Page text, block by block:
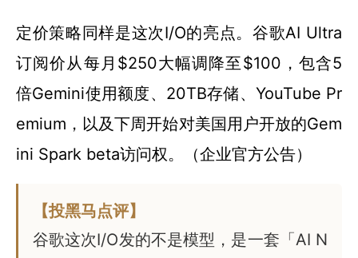
定价策略同样是这次I/O的亮点。谷歌AI Ultra
订阅价从每月$250大幅调降至$100，包含5
倍Gemini使用额度、20TB存储、YouTube Pr
emium，以及下周开始对美国用户开放的Gem
ini Spark beta访问权。（企业官方公告）
【投黑马点评】
谷歌这次I/O发的不是模型，是一套「AI N